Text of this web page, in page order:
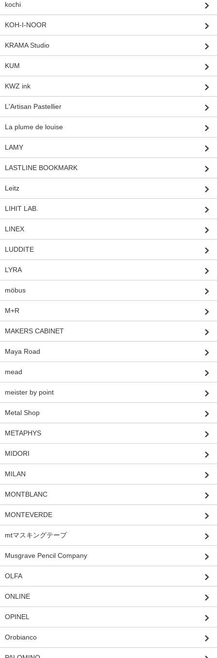
kochi
KOH-I-NOOR
KRAMA Studio
KUM
KWZ ink
L'Artisan Pastellier
La plume de louise
LAMY
LASTLINE BOOKMARK
Leitz
LIHIT LAB.
LINEX
LUDDITE
LYRA
möbus
M+R
MAKERS CABINET
Maya Road
mead
meister by point
Metal Shop
METAPHYS
MIDORI
MILAN
MONTBLANC
MONTEVERDE
mtマスキングテープ
Musgrave Pencil Company
OLFA
ONLINE
OPINEL
Orobianco